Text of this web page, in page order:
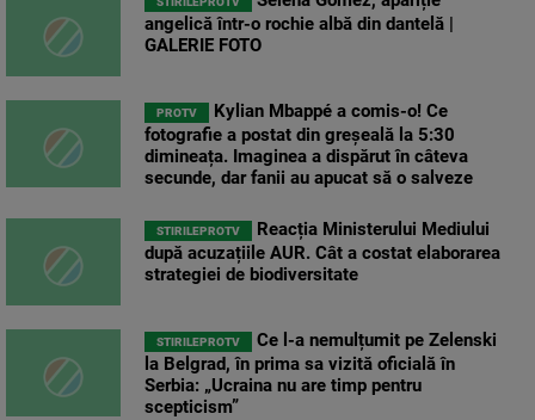
angelică într-o rochie albă din dantelă |
GALERIE FOTO
PROTV
Kylian Mbappé a comis-o! Ce
fotografie a postat din greșeală la 5:30
dimineața. Imaginea a dispărut în câteva
secunde, dar fanii au apucat să o salveze
STIRILEPROTV
Reacția Ministerului Mediului
după acuzațiile AUR. Cât a costat elaborarea
strategiei de biodiversitate
STIRILEPROTV
Ce l-a nemulțumit pe Zelenski
la Belgrad, în prima sa vizită oficială în
Serbia: „Ucraina nu are timp pentru
scepticism”